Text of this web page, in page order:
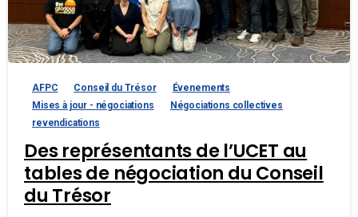
AFPC Conseil du Trésor
Évenements
Mises à jour - négociations
Négociations collectives
revendications
Des représentants de l’UCET au
tables de négociation du Conseil
du Trésor